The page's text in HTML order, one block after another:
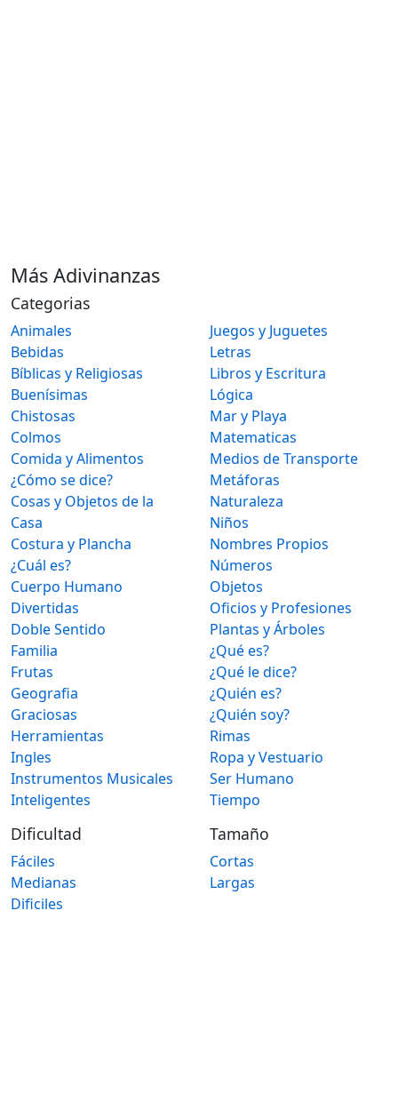
Más Adivinanzas
Categorias
Animales
Bebidas
Bíblicas y Religiosas
Buenísimas
Chistosas
Colmos
Comida y Alimentos
¿Cómo se dice?
Cosas y Objetos de la
Casa
Costura y Plancha
¿Cuál es?
Cuerpo Humano
Divertidas
Doble Sentido
Familia
Frutas
Geografia
Graciosas
Herramientas
Ingles
Instrumentos Musicales
Inteligentes
Juegos y Juguetes
Letras
Libros y Escritura
Lógica
Mar y Playa
Matematicas
Medios de Transporte
Metáforas
Naturaleza
Niños
Nombres Propios
Números
Objetos
Oficios y Profesiones
Plantas y Árboles
¿Qué es?
¿Qué le dice?
¿Quién es?
¿Quién soy?
Rimas
Ropa y Vestuario
Ser Humano
Tiempo
Dificultad
Fáciles
Medianas
Dificiles
Tamaño
Cortas
Largas